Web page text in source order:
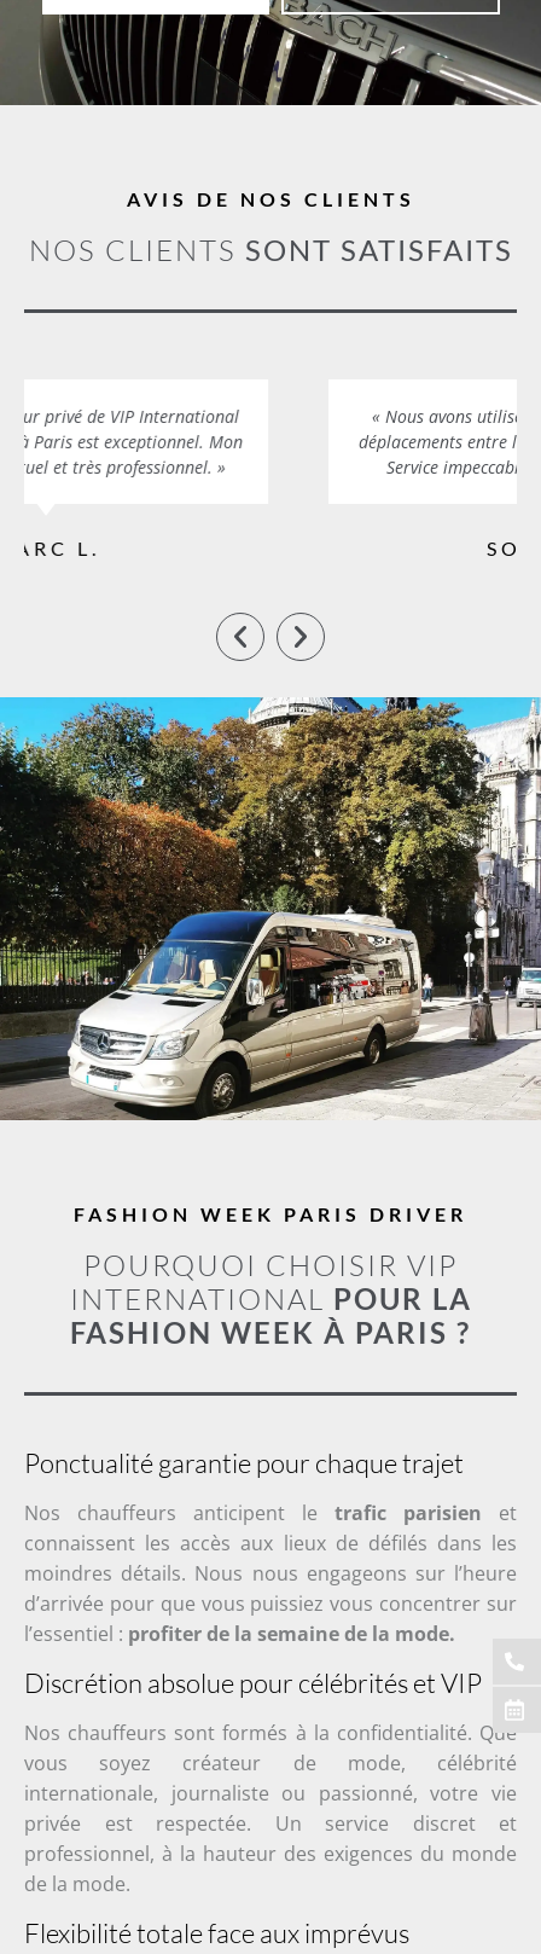
AVIS DE NOS CLIENTS
NOS CLIENTS SONT SATISFAITS
« Nous avons utilisé VIP International pour nos
déplacements entre les défilés et tout était parfait.
Service impeccable et chauffeurs courtois. »
FASHION WEEK PARIS DRIVER
POURQUOI CHOISIR VIP
INTERNATIONAL POUR LA
FASHION WEEK À PARIS ?
Ponctualité garantie pour chaque trajet
Nos chauffeurs anticipent le trafic parisien et
connaissent les accès aux lieux de défilés dans les
moindres détails. Nous nous engageons sur l’heure
d’arrivée pour que vous puissiez vous concentrer sur
l’essentiel : profiter de la semaine de la mode.
Discrétion absolue pour célébrités et VIP
Nos chauffeurs sont formés à la confidentialité. Que
vous soyez créateur de mode, célébrité
internationale, journaliste ou passionné, votre vie
privée est respectée. Un service discret et
professionnel, à la hauteur des exigences du monde
de la mode.
Flexibilité totale face aux imprévus